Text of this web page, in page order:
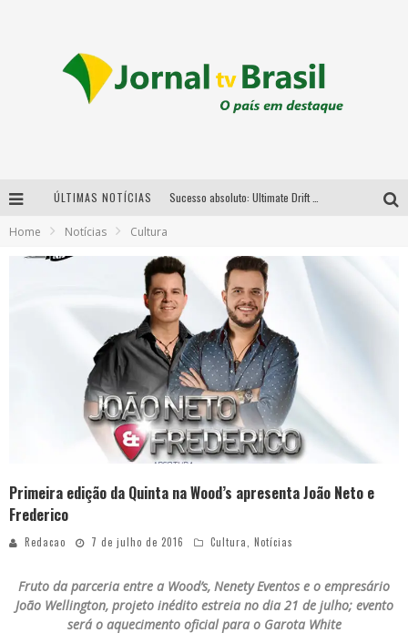
ÚLTIMAS NOTÍCIAS
Home Notícias Cultura
Primeira edição da Quinta na Wood’s apresenta João Neto e
Frederico
Redacao 7 de julho de 2016 Cultura, Notícias
Fruto da parceria entre a Wood’s, Nenety Eventos e o empresário
João Wellington, projeto inédito estreia no dia 21 de julho; evento
será o aquecimento oficial para o Garota White